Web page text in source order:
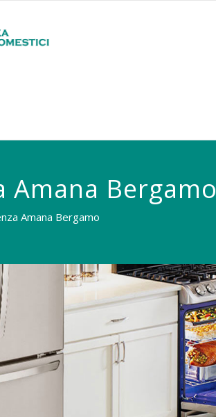
Amana Bergamo
Amana Bergamo